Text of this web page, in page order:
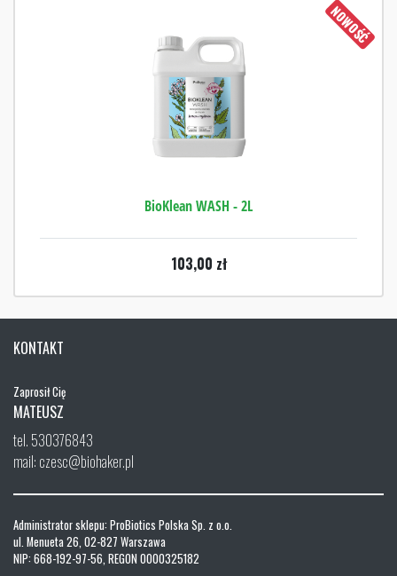
NOWOŚĆ
BioKlean WASH - 2L
103,00 zł
KONTAKT
Zaprosił Cię
MATEUSZ
tel. 530376843
mail: czesc@biohaker.pl
Administrator sklepu: ProBiotics Polska Sp. z o.o.
ul. Menueta 26, 02-827 Warszawa
NIP: 668-192-97-56, REGON 0000325182